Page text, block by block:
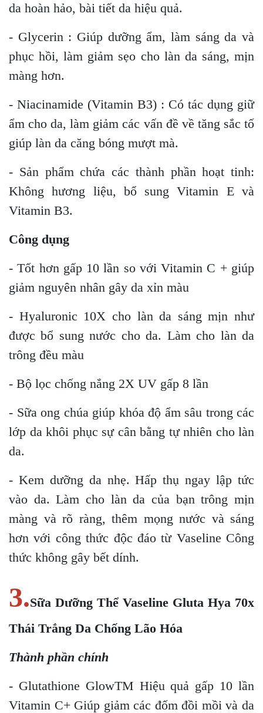
da hoàn hảo, bài tiết da hiệu quả.
- Glycerin : Giúp dưỡng ẩm, làm sáng da và
phục hồi, làm giảm sẹo cho làn da sáng, mịn
màng hơn.
- Niacinamide (Vitamin B3) : Có tác dụng giữ
ẩm cho da, làm giảm các vấn đề về tăng sắc tố
giúp làn da căng bóng mượt mà.
- Sản phẩm chứa các thành phần hoạt tinh:
Không hương liệu, bổ sung Vitamin E và
Vitamin B3.
Công dụng
- Tốt hơn gấp 10 lần so với Vitamin C + giúp
giảm nguyên nhân gây da xỉn màu
- Hyaluronic 10X cho làn da sáng mịn như
được bổ sung nước cho da. Làm cho làn da
trông đều màu
- Bộ lọc chống nắng 2X UV gấp 8 lần
- Sữa ong chúa giúp khóa độ ẩm sâu trong các
lớp da khôi phục sự cân bằng tự nhiên cho làn
da.
- Kem dưỡng da nhẹ. Hấp thụ ngay lập tức
vào da. Làm cho làn da của bạn trông mịn
màng và rõ ràng, thêm mọng nước và sáng
hơn với công thức độc đáo từ Vaseline Công
thức không gây bết dính.
3.Sữa Dưỡng Thể Vaseline Gluta Hya 70x
Thái Trắng Da Chống Lão Hóa
Thành phần chính
- Glutathione GlowTM Hiệu quả gấp 10 lần
Vitamin C+ Giúp giảm các đốm đồi mồi và da